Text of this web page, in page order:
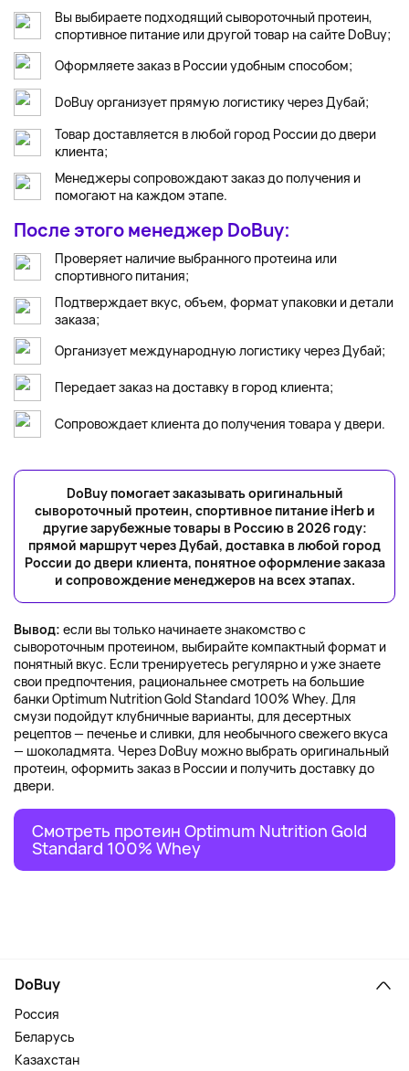
Вы выбираете подходящий сывороточный протеин,
спортивное питание или другой товар на сайте DoBuy;
Оформляете заказ в России удобным способом;
DoBuy организует прямую логистику через Дубай;
Товар доставляется в любой город России до двери
клиента;
Менеджеры сопровождают заказ до получения и
помогают на каждом этапе.
После этого менеджер DoBuy:
Проверяет наличие выбранного протеина или
спортивного питания;
Подтверждает вкус, объем, формат упаковки и детали
заказа;
Организует международную логистику через Дубай;
Передает заказ на доставку в город клиента;
Сопровождает клиента до получения товара у двери.
DoBuy помогает заказывать оригинальный
сывороточный протеин, спортивное питание iHerb и
другие зарубежные товары в Россию в 2026 году:
прямой маршрут через Дубай, доставка в любой город
России до двери клиента, понятное оформление заказа
и сопровождение менеджеров на всех этапах.
Вывод: если вы только начинаете знакомство с
сывороточным протеином, выбирайте компактный формат и
понятный вкус. Если тренируетесь регулярно и уже знаете
свои предпочтения, рациональнее смотреть на большие
банки Optimum Nutrition Gold Standard 100% Whey. Для
смузи подойдут клубничные варианты, для десертных
рецептов — печенье и сливки, для необычного свежего вкуса
— шоколадмята. Через DoBuy можно выбрать оригинальный
протеин, оформить заказ в России и получить доставку до
двери.
Смотреть протеин Optimum Nutrition Gold
Standard 100% Whey
DoBuy
Россия
Беларусь
Казахстан